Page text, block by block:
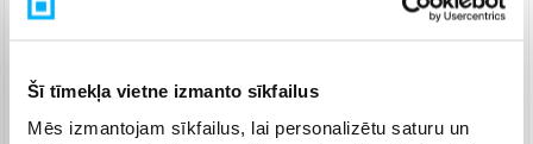
Šī tīmekļa vietne izmanto sīkfailus
Mēs izmantojam sīkfailus, lai personalizētu saturu un
Augusts 26d. - Septembris 3d.